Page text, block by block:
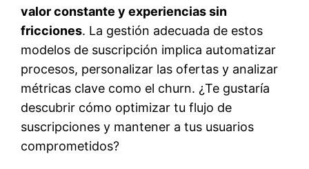
valor constante y experiencias sin
fricciones. La gestión adecuada de estos
modelos de suscripción implica automatizar
procesos, personalizar las ofertas y analizar
métricas clave como el churn. ¿Te gustaría
descubrir cómo optimizar tu flujo de
suscripciones y mantener a tus usuarios
comprometidos?